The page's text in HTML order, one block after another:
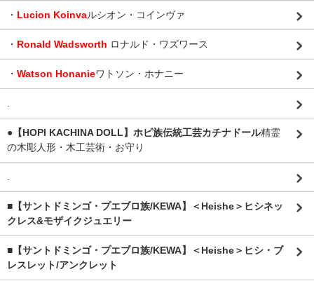
・ Lucion Koinvaルシオン・コインヴァ
・ Ronald Wadsworth ロナルド・ワズワース
・ Watson Honanieワトソン・ホナニー
●【HOPI KACHINA DOLL】ホピ族伝統工芸カチナドール精霊
の木彫人形・木工芸術・お守り
■【サントドミンゴ・プエブロ族/KEWA】＜Heishe＞ヒシネッ
クレス&モザイクジュエリー
■【サントドミンゴ・プエブロ族/KEWA】＜Heishe＞ヒシ・ブ
レスレット/アンクレット